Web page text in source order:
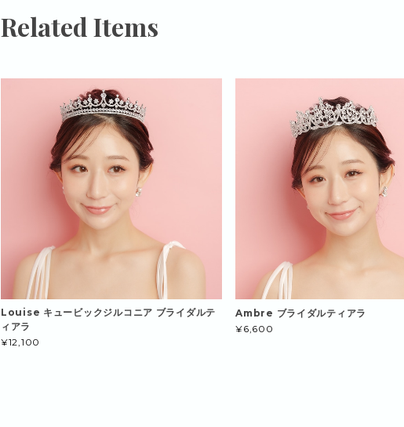
Related Items
Louise キュービックジルコニア ブライダルテ
ィアラ
¥12,100
Ambre ブライダルティアラ
¥6,600